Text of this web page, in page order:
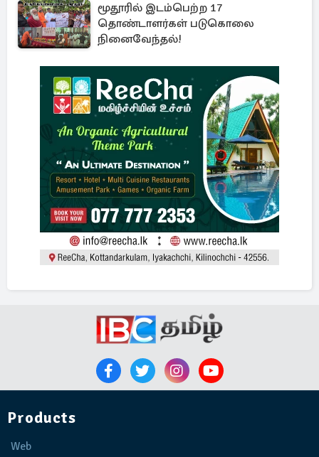
மூதூரில் இடம்பெற்ற 17
தொண்டாளர்கள் படுகொலை
நினைவேந்தல்!
Products
Web